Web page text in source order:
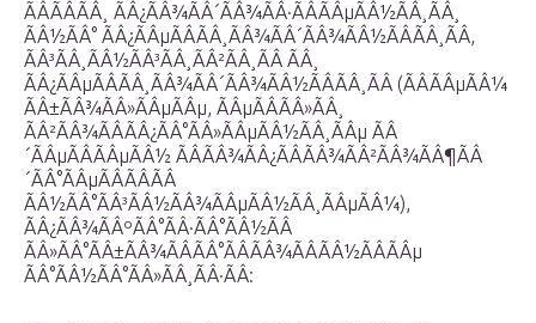
ÃÂÃÂÃÂ¸ ÃÂ¿ÃÂ¾ÃÂ´ÃÂ¾ÃÂ·ÃÂÃÂµÃÂ½ÃÂ¸ÃÂ¸
ÃÂ½ÃÂ° ÃÂ¿ÃÂµÃÂÃÂ¸ÃÂ¾ÃÂ´ÃÂ¾ÃÂ½ÃÂÃÂ¸ÃÂ,
ÃÂ³ÃÂ¸ÃÂ½ÃÂ³ÃÂ¸ÃÂ²ÃÂ¸ÃÂ ÃÂ¸
ÃÂ¿ÃÂµÃÂÃÂ¸ÃÂ¾ÃÂ´ÃÂ¾ÃÂ½ÃÂÃÂ¸ÃÂ (ÃÂÃÂµÃÂ¼
ÃÂ±ÃÂ¾ÃÂ»ÃÂµÃÂµ, ÃÂµÃÂÃÂ»ÃÂ¸
ÃÂ²ÃÂ¾ÃÂÃÂ¿ÃÂ°ÃÂ»ÃÂµÃÂ½ÃÂ¸ÃÂµ ÃÂ
´ÃÂµÃÂÃÂµÃÂ½ ÃÂÃÂ¾ÃÂ¿ÃÂÃÂ¾ÃÂ²ÃÂ¾ÃÂ¶ÃÂ
´ÃÂ°ÃÂµÃÂÃÂÃÂ
ÃÂ½ÃÂ°ÃÂ³ÃÂ½ÃÂ¾ÃÂµÃÂ½ÃÂ¸ÃÂµÃÂ¼),
ÃÂ¿ÃÂ¾ÃÂºÃÂ°ÃÂ·ÃÂ°ÃÂ½ÃÂ
ÃÂ»ÃÂ°ÃÂ±ÃÂ¾ÃÂÃÂ°ÃÂÃÂ¾ÃÂÃÂ½ÃÂÃÂµ
ÃÂ°ÃÂ½ÃÂ°ÃÂ»ÃÂ¸ÃÂ·ÃÂ: